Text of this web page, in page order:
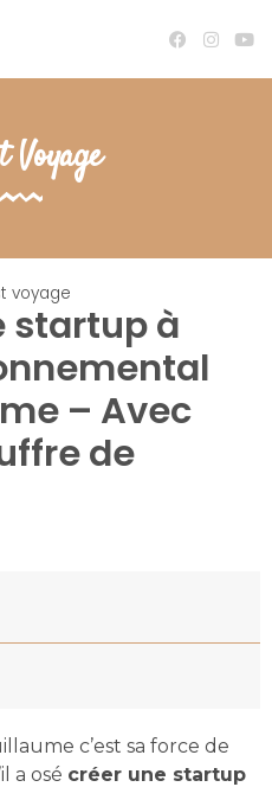
Voyage
voyage
startup à
– Avec
de
c’est sa force de
a osé créer une startup